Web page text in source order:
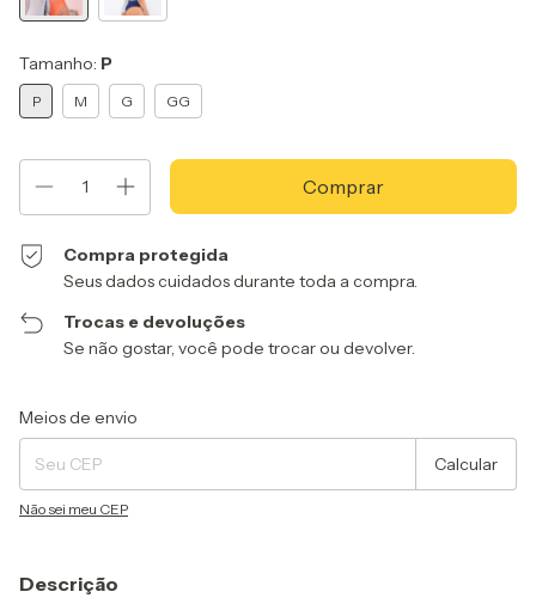
Tamanho: P
P M G GG
Compra protegida
Seus dados cuidados durante toda a compra.
Trocas e devoluções
Se não gostar, você pode trocar ou devolver.
Entregas para o CEP:
Meios de envio
Calcular
Não sei meu CEP
Descrição